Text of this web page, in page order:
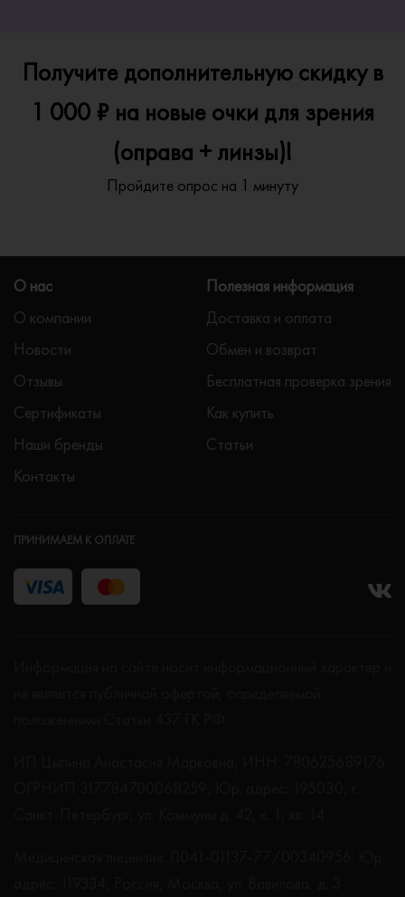
Получите дополнительную скидку в
1 000 ₽ на новые очки для зрения
(оправа + линзы)!
Пройдите опрос на 1 минуту
О нас
О компании
Новости
Отзывы
Сертификаты
Наши бренды
Контакты
Полезная информация
Доставка и оплата
Обмен и возврат
Бесплатная проверка зрения
Как купить
Статьи
ПРИНИМАЕМ К ОПЛАТЕ